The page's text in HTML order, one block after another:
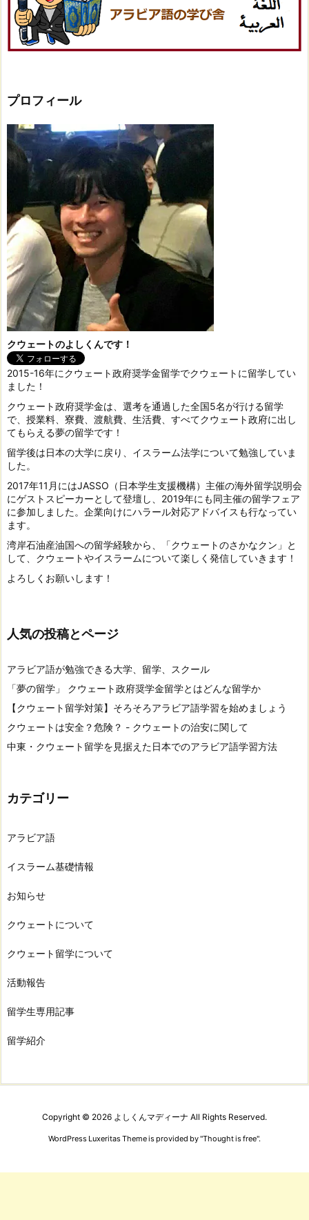
プロフィール
クウェートのよしくんです！
2015-16年にクウェート政府奨学金留学でクウェートに留学してい
ました！
クウェート政府奨学金は、選考を通過した全国5名が行ける留学
で、授業料、寮費、渡航費、生活費、すべてクウェート政府に出し
てもらえる夢の留学です！
留学後は日本の大学に戻り、イスラーム法学について勉強していま
した。
2017年11月にはJASSO（日本学生支援機構）主催の海外留学説明会
にゲストスピーカーとして登壇し、2019年にも同主催の留学フェア
に参加しました。企業向けにハラール対応アドバイスも行なってい
ます。
湾岸石油産油国への留学経験から、「クウェートのさかなクン」と
して、クウェートやイスラームについて楽しく発信していきます！
よろしくお願いします！
人気の投稿とページ
アラビア語が勉強できる大学、留学、スクール
「夢の留学」 クウェート政府奨学金留学とはどんな留学か
【クウェート留学対策】そろそろアラビア語学習を始めましょう
クウェートは安全？危険？ - クウェートの治安に関して
中東・クウェート留学を見据えた日本でのアラビア語学習方法
カテゴリー
アラビア語
イスラーム基礎情報
お知らせ
クウェートについて
クウェート留学について
活動報告
留学生専用記事
留学紹介
Copyright © 2026 よしくんマディーナ All Rights Reserved.
WordPress Luxeritas Theme is provided by "Thought is free".